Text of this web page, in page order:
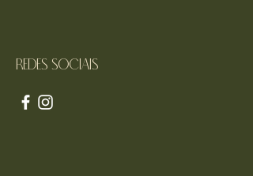
Redes sociais